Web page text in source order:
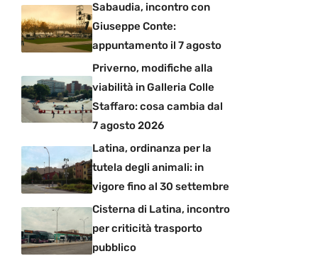
Sabaudia, incontro con
Giuseppe Conte:
appuntamento il 7 agosto
Priverno, modifiche alla
viabilità in Galleria Colle
Staffaro: cosa cambia dal
7 agosto 2026
Latina, ordinanza per la
tutela degli animali: in
vigore fino al 30 settembre
Cisterna di Latina, incontro
per criticità trasporto
pubblico